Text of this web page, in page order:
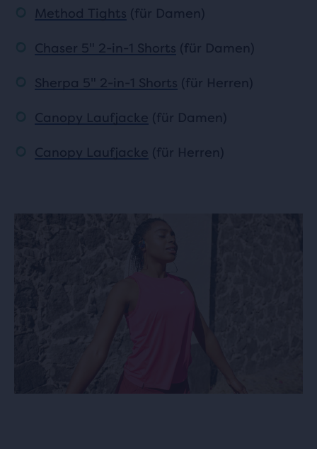
Method Tights (für Damen)
Chaser 5" 2-in-1 Shorts (für Damen)
Sherpa 5" 2-in-1 Shorts (für Herren)
Canopy Laufjacke (für Damen)
Canopy Laufjacke (für Herren)